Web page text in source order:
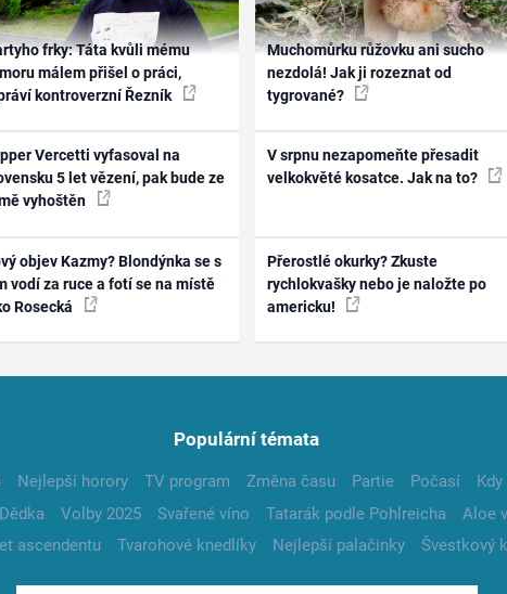
frky: Táta kvůli mému
málem přišel o práci,
kontroverzní Řezník
Vercetti vyfasoval na
5 let vězení, pak bude ze
vyhoštěn
objev Kazmy? Blondýnka se s
vodí za ruce a fotí se na místě
Rosecká
Muchomůrku růžovku ani sucho
nezdolá! Jak ji rozeznat od
tygrované?
V srpnu nezapomeňte přesadit
velkokvěté kosatce. Jak na to?
Přerostlé okurky? Zkuste
rychlokvašky nebo je naložte po
americku!
Populární témata
Nejlepší horory TV program Změna času Partie Počasí
Volby 2025 Svařené víno Tatarák podle Pohlreicha Aloe
ascendentu
Tvarohové knedlíky Nejlepší palačinky Švestkový